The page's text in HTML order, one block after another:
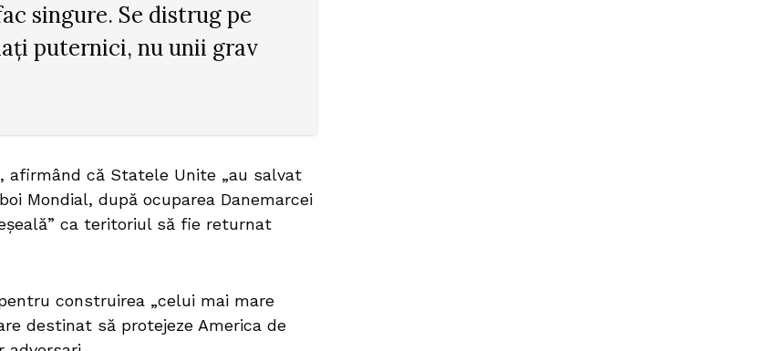
singure. Se distrug pe
puternici, nu unii grav
că Statele Unite „au salvat
Mondial, după ocuparea Danemarcei
ca teritoriul să fie returnat
construirea „celui mai mare
destinat să protejeze America de